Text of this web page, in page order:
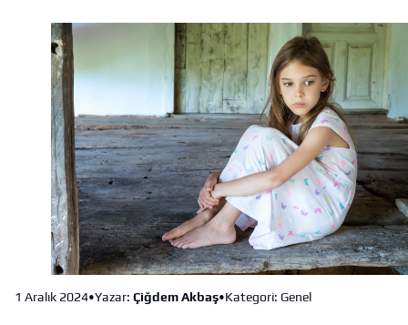
1 Aralık 2024•Yazar: Çiğdem Akbaş•Kategori: Genel